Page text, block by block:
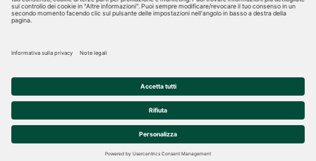
© Copyright: Comas S.r.l. | Partita Iva n° 01209940517 - Cap. sociale
€ 100.000,00 i.v.